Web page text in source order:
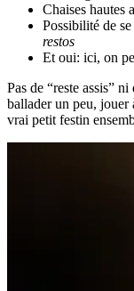
Chaises hautes
Possibilité de
restos
Et oui: ici, on
Pas de “reste assis”
ballader un peu,
vrai petit festin